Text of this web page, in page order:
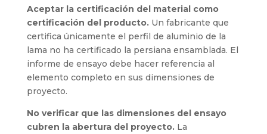
Aceptar la certificación del material como
certificación del producto.Un fabricante que
certifica únicamente el perfil de aluminio de la
lama no ha certificado la persiana ensamblada. El
informe de ensayo debe hacer referencia al
elemento completo en sus dimensiones de
proyecto.
No verificar que las dimensiones del ensayo
cubren la abertura del proyecto.La